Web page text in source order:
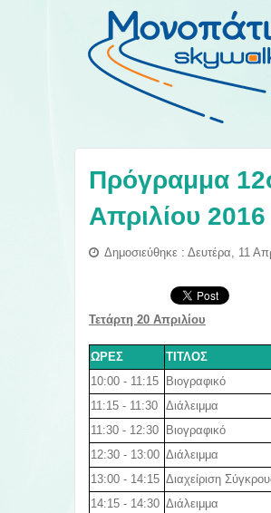
Πρόγραμμα
Απριλίου 2016
Δημοσιεύθηκε : Δευτέρα, 11
Τετάρτη 20 Απριλίου
ΩΡΕΣ ΤΙΤΛΟΣ
10:00 - 11:15
Βιογραφικό
11:15 - 11:30 Διάλειμμα
11:30 - 12:30
Βιογραφικό
12:30 - 13:00 Διάλειμμα
13:00 - 14:15 Διαχείριση
14:15 - 14:30 Διάλειμμα